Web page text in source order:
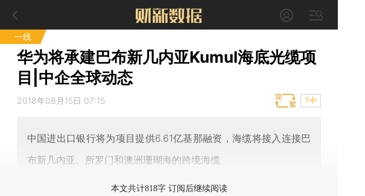
一线
华为将承建巴布新几内亚Kumul海底光缆项
目|中企全球动态
2018年08月15日 07:15 T中
中国进出口银行将为项目提供6.61亿基那融资，海缆将接入连接巴
布新几内亚、所罗门和澳洲珊瑚海的跨境海缆
本文共计818字 订阅后继续阅读